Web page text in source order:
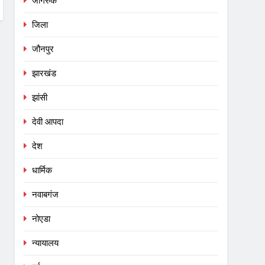
जिला
जौनपुर
झारखंड
झांसी
देवी आपदा
देश
धार्मिक
नवाबगंज
नोएडा
न्यायालय